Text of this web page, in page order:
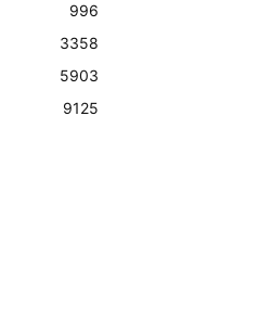
996
3358
5903
9125